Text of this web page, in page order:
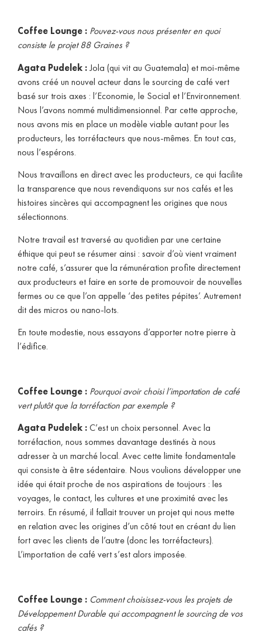
Coffee Lounge : Pouvez-vous nous présenter en quoi
consiste le projet 88 Graines ?
Agata Pudelek :Jola (qui vit au Guatemala) et moi-même
avons créé un nouvel acteur dans le sourcing de café vert
basé sur trois axes : l’Economie, le Social et l’Environnement.
Nous l’avons nommé multidimensionnel. Par cette approche,
nous avons mis en place un modèle viable autant pour les
producteurs, les torréfacteurs que nous-mêmes. En tout cas,
nous l’espérons.
Nous travaillons en direct avec les producteurs, ce qui facilite
la transparence que nous revendiquons sur nos cafés et les
histoires sincères qui accompagnent les origines que nous
sélectionnons.
Notre travail est traversé au quotidien par une certaine
éthique qui peut se résumer ainsi : savoir d’où vient vraiment
notre café, s’assurer que la rémunération profite directement
aux producteurs et faire en sorte de promouvoir de nouvelles
fermes ou ce que l’on appelle ‘des petites pépites’. Autrement
dit des micros ou nano-lots.
En toute modestie, nous essayons d’apporter notre pierre à
l’édifice.
Coffee Lounge : Pourquoi avoir choisi l’importation de café
vert plutôt que la torréfaction par exemple ?
Agata Pudelek :C’est un choix personnel. Avec la
torréfaction, nous sommes davantage destinés à nous
adresser à un marché local. Avec cette limite fondamentale
qui consiste à être sédentaire. Nous voulions développer une
idée qui était proche de nos aspirations de toujours : les
voyages, le contact, les cultures et une proximité avec les
terroirs. En résumé, il fallait trouver un projet qui nous mette
en relation avec les origines d’un côté tout en créant du lien
fort avec les clients de l’autre (donc les torréfacteurs).
L’importation de café vert s’est alors imposée.
Coffee Lounge : Comment choisissez-vous les projets de
Développement Durable qui accompagnent le sourcing de vos
cafés ?